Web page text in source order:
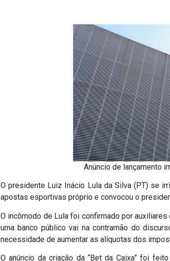
Anúncio de lançamento
O presidente Luiz Inácio Lula da Silva (PT) se
apostas esportivas próprio e convocou o
O incômodo de Lula foi confirmado por
uma banco público vai na contramão do
necessidade de aumentar as alíquotas dos
O anúncio da criação da “Bet da Caixa” foi